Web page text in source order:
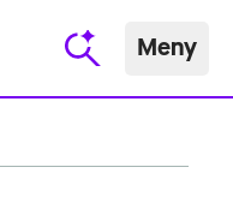
Meny